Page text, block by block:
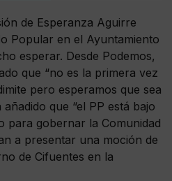
de Esperanza Aguirre
Popular en el Ayuntamiento
esperar. Desde Podemos,
que “no es la primera vez
pero esperamos que sea
añadido que “el PP está bajo
para gobernar la Comunidad
a presentar una moción de
de Cifuentes en la